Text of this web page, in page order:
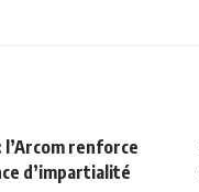
renforce
d’impartialité